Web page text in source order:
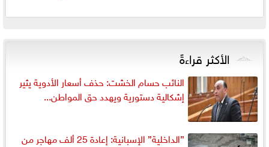
الأكثر قراءةً
النائب حسام الخشت: حذف أسعار الأدوية يثير
إشكالية دستورية ويهدد حق المواطن...
”الداخلية” الإسبانية: إعادة 25 ألف مهاجر من